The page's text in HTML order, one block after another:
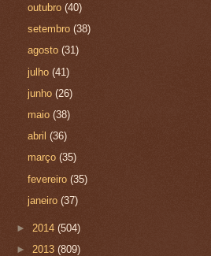
outubro(40)
setembro(38)
agosto(31)
julho(41)
junho(26)
maio(38)
abril(36)
março(35)
fevereiro(35)
janeiro(37)
► 2014 (504)
► 2013 (809)